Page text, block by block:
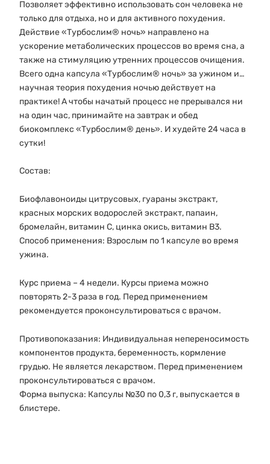
Позволяет эффективно использовать сон человека не
только для отдыха, но и для активного похудения.
Действие «Турбослим® ночь» направлено на
ускорение метаболических процессов во время сна, а
также на стимуляцию утренних процессов очищения.
Всего одна капсула «Турбослим® ночь» за ужином и…
научная теория похудения ночью действует на
практике! А чтобы начатый процесс не прерывался ни
на один час, принимайте на завтрак и обед
биокомплекс «Турбослим® день». И худейте 24 часа в
сутки!
Состав:
Биофлавоноиды цитрусовых, гуараны экстракт,
красных морских водорослей экстракт, папаин,
бромелайн, витамин С, цинка окись, витамин В3.
Способ применения: Взрослым по 1 капсуле во время
ужина.
Курс приема – 4 недели. Курсы приема можно
повторять 2-3 раза в год. Перед применением
рекомендуется проконсультироваться с врачом.
Противопоказания: Индивидуальная непереносимость
компонентов продукта, беременность, кормление
грудью. Не является лекарством. Перед применением
проконсультироваться с врачом.
Форма выпуска: Капсулы №30 по 0,3 г, выпускается в
блистере.